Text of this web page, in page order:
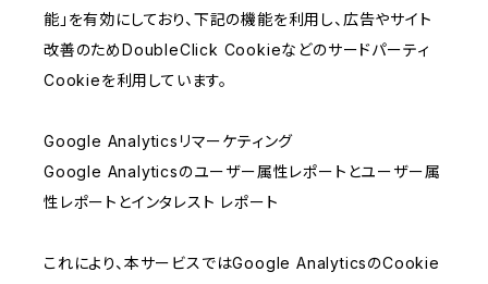
能」を有効にしており、下記の機能を利用し、広告やサイト
改善のためDoubleClick Cookieなどのサードパーティ
Cookieを利用しています。
Google Analyticsリマーケティング
Google Analyticsのユーザー属性レポートとユーザー属
性レポートとインタレスト レポート
これにより、本サービスではGoogle AnalyticsのCookie